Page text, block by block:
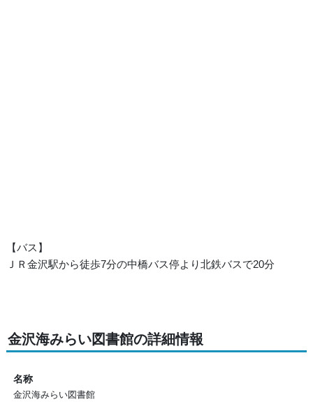
【バス】
ＪＲ金沢駅から徒歩7分の中橋バス停より北鉄バスで20分
金沢海みらい図書館の詳細情報
名称
金沢海みらい図書館